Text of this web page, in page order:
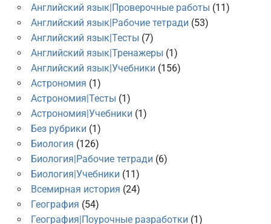
Английский язык|Проверочные работы (11)
Английский язык|Рабочие тетради (53)
Английский язык|Тесты (7)
Английский язык|Тренажеры (1)
Английский язык|Учебники (156)
Астрономия (1)
Астрономия|Тесты (1)
Астрономия|Учебники (1)
Без рубрики (1)
Биология (126)
Биология|Рабочие тетради (6)
Биология|Учебники (11)
Всемирная история (24)
География (54)
География|Поурочные разработки (1)